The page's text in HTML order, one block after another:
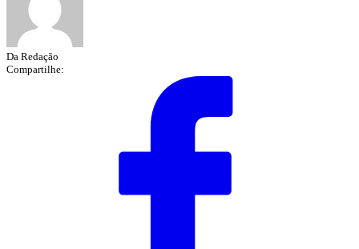
Da Redação
Compartilhe: